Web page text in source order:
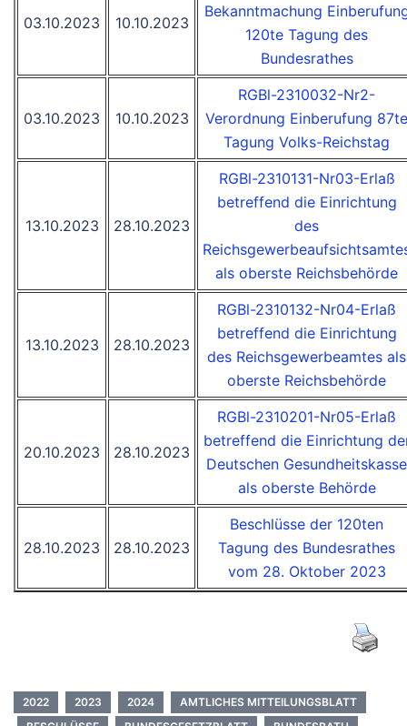
03.10.2023 10.10.2023
Bekanntmachung
120te Tagung des
Bundesrathes
03.10.2023 10.10.2023
RGBl-2310032-Nr2-
Verordnung Einberufung 87te
Tagung Volks-Reichstag
13.10.2023 28.10.2023
RGBl-2310131-Nr03-Erlaß
betreffend die Einrichtung
des
als oberste Reichsbehörde
13.10.2023 28.10.2023
RGBl-2310132-Nr04-Erlaß
betreffend die Einrichtung
des Reichsgewerbeamtes als
oberste Reichsbehörde
20.10.2023 28.10.2023
RGBl-2310201-Nr05-Erlaß
betreffend die Einrichtung
Deutschen Gesundheitskasse
als oberste Behörde
28.10.2023 28.10.2023
Beschlüsse der 120ten
Tagung des Bundesrathes
vom 28. Oktober 2023
2022 2023 2024
AMTLICHES MITTEILUNGSBLATT